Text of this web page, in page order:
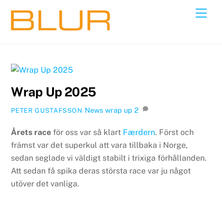
content
Wrap Up 2025
PETER GUSTAFSSON News wrap up 2
Årets race för oss var så klart Færdern. Först och
främst var det superkul att vara tillbaka i Norge,
sedan seglade vi väldigt stabilt i trixiga förhållanden.
Att sedan få spika deras största race var ju något
utöver det vanliga.